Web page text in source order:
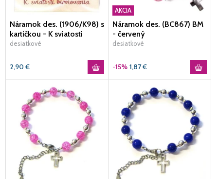
Náramok des. (1906/K98) s
kartičkou - K sviatosti
birmovania
desiatkové
2,90 €
AKCIA
Náramok des. (BC867) BM
- červený
desiatkové
-15% 1,87€